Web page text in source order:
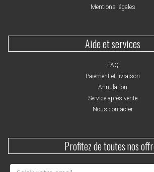
Mentions légales
Aide et services
FAQ
Paiement et livraison
Annulation
Service après vente
Nous contacter
Profitez de toutes nos